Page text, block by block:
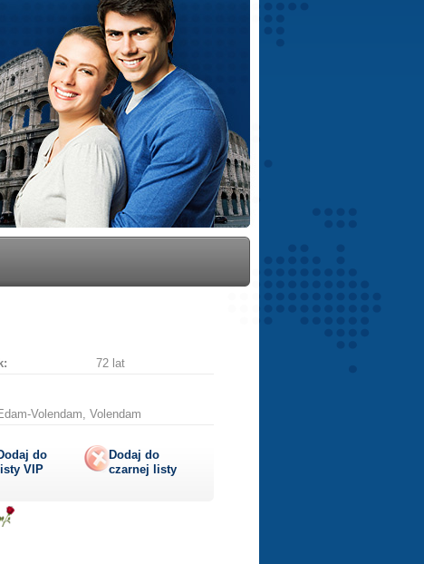
72 lat
Volendam, Volendam
do
listy VIP
Dodaj do
czarnej listy